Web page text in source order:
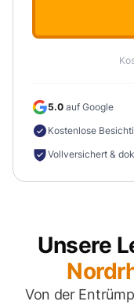
5.0 auf Google
Kostenlose
Vollversichert &
Unsere
Von der